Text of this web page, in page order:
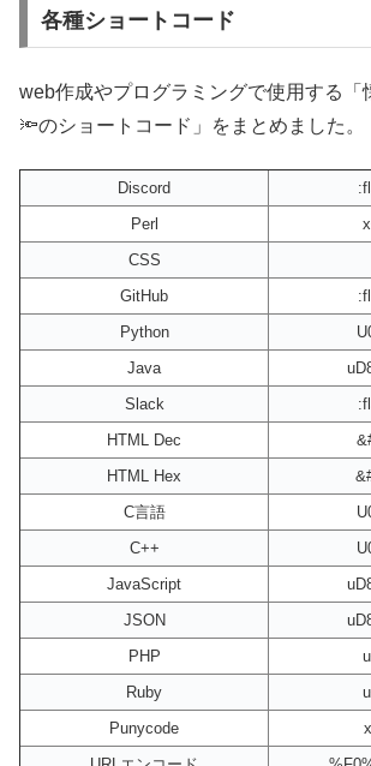
各種ショートコード
web作成やプログラミングで使用する「
🔦のショートコード」をまとめました。
Discord
Perl
CSS
GitHub
Python
Java
Slack
HTML Dec
HTML Hex
C言語
C++
JavaScript
JSON
PHP
Ruby
Punycode